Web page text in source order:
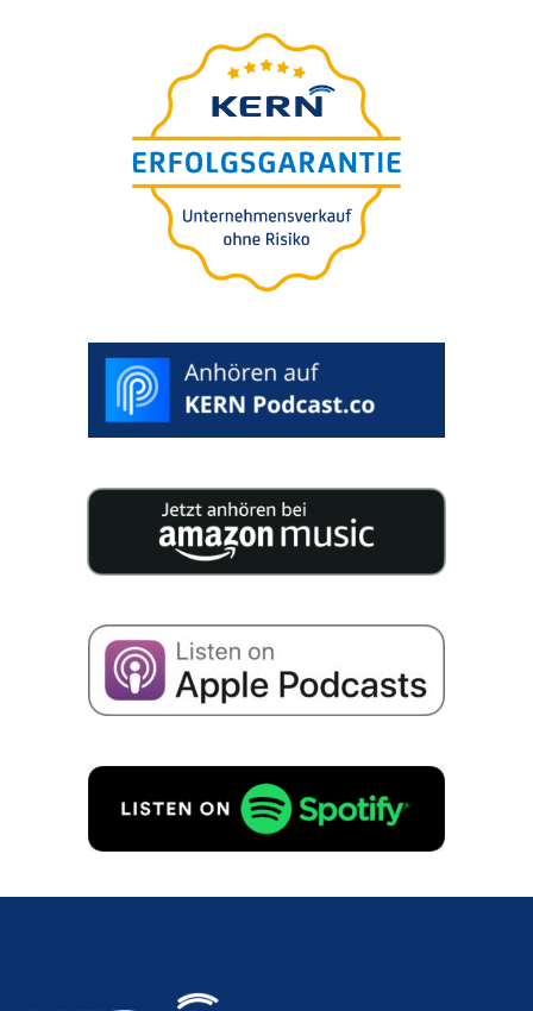
ultimative Ratgeber
für Ihre Unternehmens-
nachfolge
geballtes Wissen für Ihre Unternehmensnachfolge.
gemäßDatenschutzerklärungzu.
GRATIS ANFORDERN!